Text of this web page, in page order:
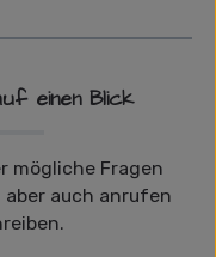
einen Blick
mögliche Fragen
auch anrufen